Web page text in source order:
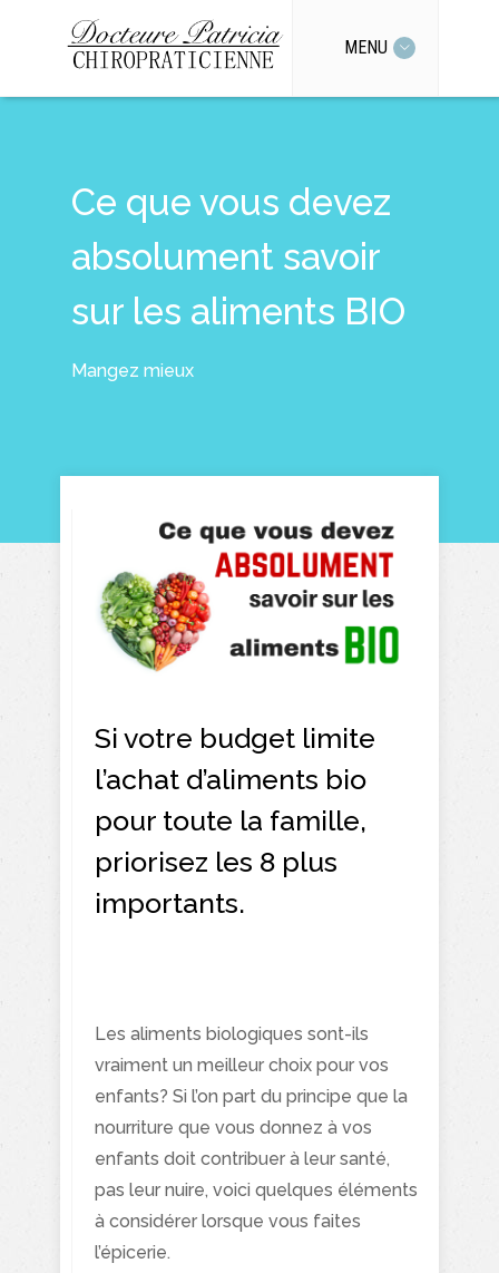
MENU
Ce que vous devez
absolument savoir
sur les aliments BIO
Mangez mieux
Si votre budget limite
l’achat d’aliments bio
pour toute la famille,
priorisez les 8 plus
importants.
Les aliments biologiques sont-ils
vraiment un meilleur choix pour vos
enfants? Si l’on part du principe que la
nourriture que vous donnez à vos
enfants doit contribuer à leur santé,
pas leur nuire, voici quelques éléments
à considérer lorsque vous faites
l’épicerie.